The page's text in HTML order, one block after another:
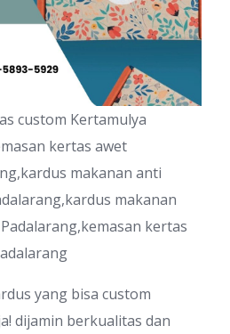
custom Kertamulya
kertas awet
makanan anti
makanan
kertas
yang bisa custom
dijamin berkualitas dan